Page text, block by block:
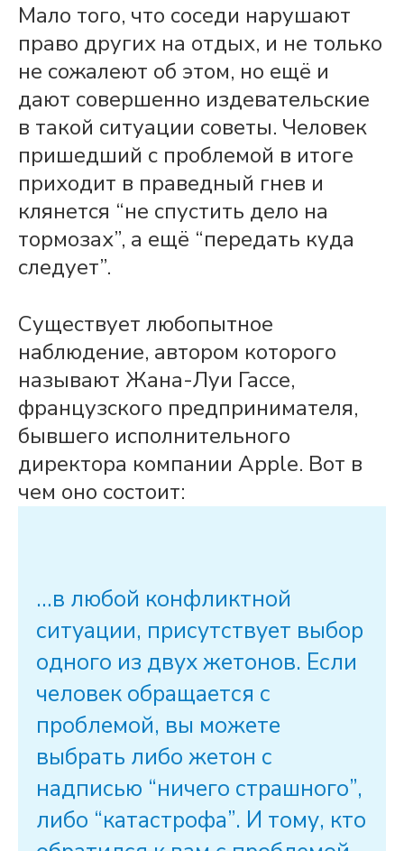
Мало того, что соседи нарушают
право других на отдых, и не только
не сожалеют об этом, но ещё и
дают совершенно издевательские
в такой ситуации советы. Человек
пришедший с проблемой в итоге
приходит в праведный гнев и
клянется “не спустить дело на
тормозах”, а ещё “передать куда
следует”.
Существует любопытное
наблюдение, автором которого
называют Жана-Луи Гассе,
французского предпринимателя,
бывшего исполнительного
директора компании Apple. Вот в
чем оно состоит:
…в любой конфликтной
ситуации, присутствует выбор
одного из двух жетонов. Если
человек обращается с
проблемой, вы можете
выбрать либо жетон с
надписью “ничего страшного”,
либо “катастрофа”. И тому, кто